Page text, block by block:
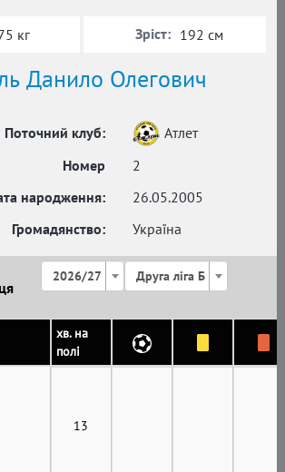
Данило Олегович
Поточний клуб:
Атлет
Номер
2
народження:
26.05.2005
Громадянство:
Україна
кг Зріст: 192 см
2026/27 Друга ліга Б
хв. на
полі
13